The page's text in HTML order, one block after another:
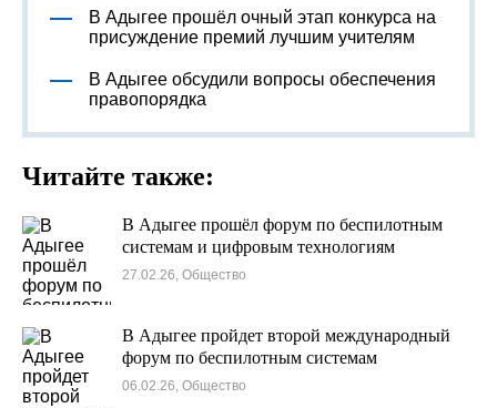
В Адыгее прошёл очный этап конкурса на
присуждение премий лучшим учителям
В Адыгее обсудили вопросы обеспечения
правопорядка
Читайте также:
В Адыгее прошёл форум по беспилотным
системам и цифровым технологиям
27.02.26, Общество
В Адыгее пройдет второй международный
форум по беспилотным системам
06.02.26, Общество